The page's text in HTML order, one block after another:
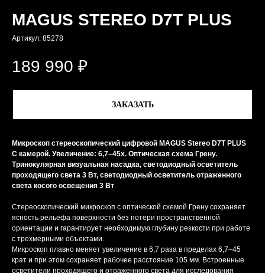
MAGUS STEREO D7T PLUS
Артикул: 85278
189 990 ₽
ЗАКАЗАТЬ
Микроскоп стереоскопический цифровой MAGUS Stereo D7T PLUS
С камерой. Увеличение: 6,7–45х. Оптическая схема Грену.
Тринокулярная визуальная насадка, светодиодный осветитель
проходящего света 3 Вт, светодиодный осветитель отраженного
света косого освещения 3 Вт
Стереоскопический микроскоп с оптической схемой Грену сохраняет
ясность рельефа поверхности без потери пространственной
ориентации и гарантирует необходимую глубину резкости при работе
с трехмерными объектами.
Микроскоп плавно меняет увеличение в 6,7 раза в пределах 6,7–45
крат и при этом сохраняет рабочее расстояние 105 мм. Встроенные
осветители проходящего и отраженного света для исследования